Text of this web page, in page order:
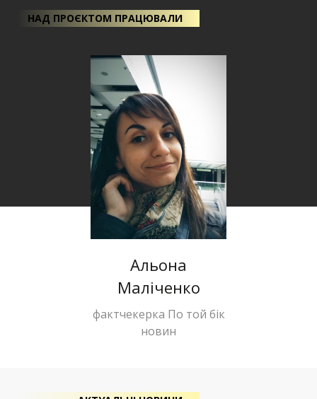
НАД ПРОЄКТОМ ПРАЦЮВАЛИ
Альона
Маліченко
фактчекерка По той бік
новин